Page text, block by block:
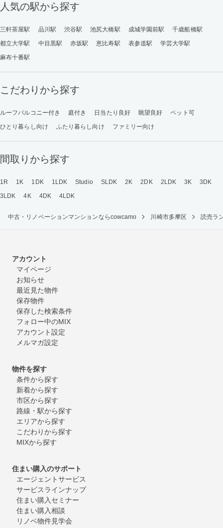
人気の駅から探す
三軒茶屋駅 品川駅 渋谷駅 池尻大橋駅 成城学園前駅
千歳船橋駅
都立大学駅
中目黒駅 赤坂駅 恵比寿駅 表参道駅
学芸大学駅
麻布十番駅
こだわりから探す
ルーフバルコニー付き 庭付き 日当たり良好 眺望良好
ペット可
ひとり暮らし向け
ふたり暮らし向け ファミリー向け
間取りから探す
1R 1K 1DK 1LDK Studio SLDK 2K 2DK 2LDK 3K
3DK
3LDK
4K 4DK 4LDK
中古・リノベーションマンションならcowcamo 川崎市多摩区 読売ラ
アカウント
マイページ
お知らせ
最近見た物件
保存物件
保存した検索条件
フォロー中のMIX
アカウント設定
メルマガ設定
物件を探す
条件から探す
新着から探す
市区から探す
路線・駅から探す
エリアから探す
こだわりから探す
MIXから探す
住まい購入のサポート
エージェントサービス
サービスラインナップ
住まい購入セミナー
住まい購入相談
リノベ物件見学会